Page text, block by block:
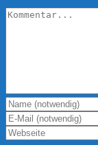
Kommentar